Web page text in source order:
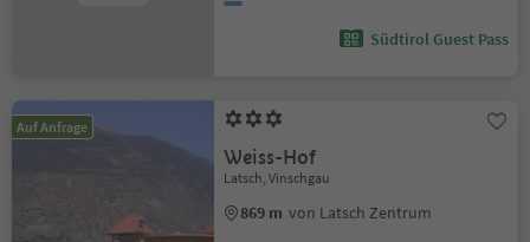
Südtirol Guest Pass
Auf Anfrage
Weiss-Hof
Latsch, Vinschgau
869 m von Latsch Zentrum